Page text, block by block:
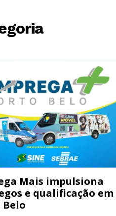
Mais impulsiona
e qualificação em